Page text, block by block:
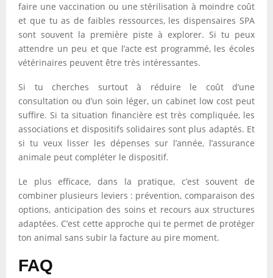
faire une vaccination ou une stérilisation à moindre coût
et que tu as de faibles ressources, les dispensaires SPA
sont souvent la première piste à explorer. Si tu peux
attendre un peu et que l’acte est programmé, les écoles
vétérinaires peuvent être très intéressantes.
Si tu cherches surtout à réduire le coût d’une
consultation ou d’un soin léger, un cabinet low cost peut
suffire. Si ta situation financière est très compliquée, les
associations et dispositifs solidaires sont plus adaptés. Et
si tu veux lisser les dépenses sur l’année, l’assurance
animale peut compléter le dispositif.
Le plus efficace, dans la pratique, c’est souvent de
combiner plusieurs leviers : prévention, comparaison des
options, anticipation des soins et recours aux structures
adaptées. C’est cette approche qui te permet de protéger
ton animal sans subir la facture au pire moment.
FAQ